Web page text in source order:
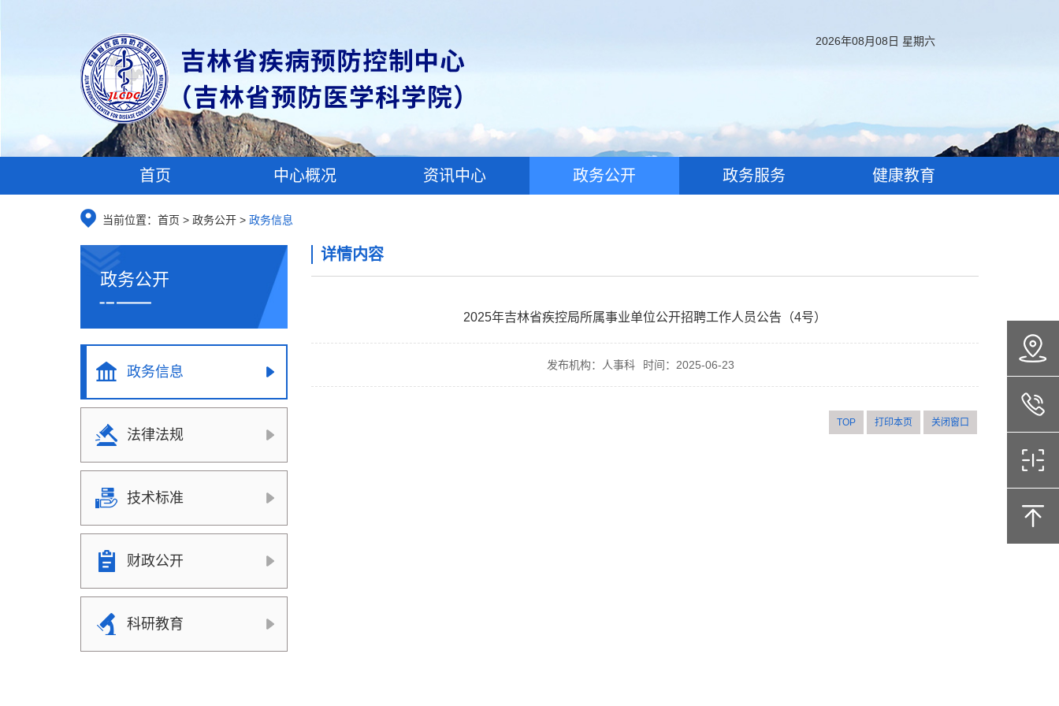
2026年08月08日 星期六
首页 中心概况 资讯中心 政务公开 政务服务 健康教育
当前位置： 首页 > 政务公开 > 政务信息
政务公开
政务信息
法律法规
技术标准
财政公开
科研教育
详情内容
2025年吉林省疾控局所属事业单位公开招聘工作人员公告（4号）
发布机构：人事科 时间：2025-06-23
TOP 打印本页 关闭窗口